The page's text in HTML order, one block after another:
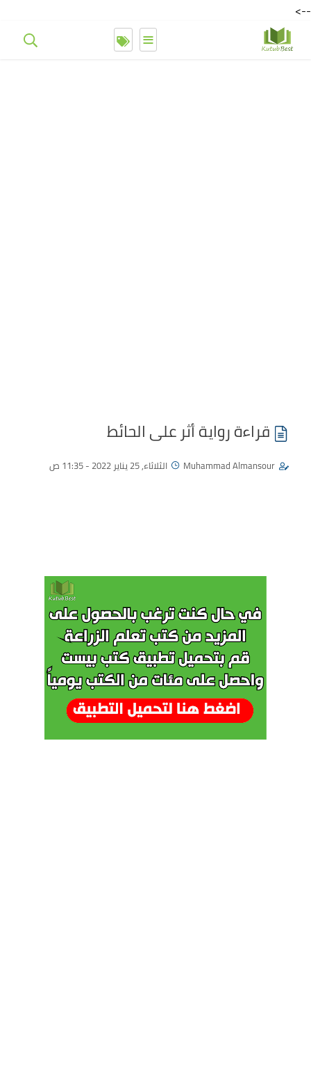
-->
≡
قراءة رواية أثر على الحائط
Muhammad Almansour الثلاثاء, 25 يناير 2022 - 11:35 ص